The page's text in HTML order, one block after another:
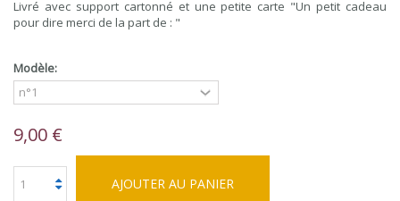
Livré avec support cartonné et une petite carte "Un petit cadeau
pour dire merci de la part de : "
Modèle:
9,00 €
AJOUTER AU PANIER